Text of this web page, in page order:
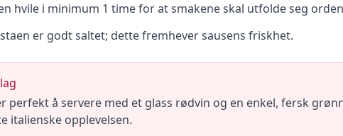
hvile i minimum 1 time for at smakene skal utfolde seg
er godt saltet; dette fremhever sausens friskhet.
perfekt å servere med et glass rødvin og en enkel, fersk
italienske opplevelsen.